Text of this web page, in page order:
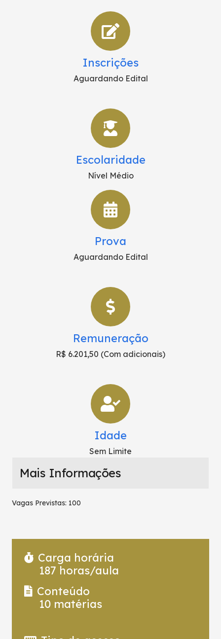
Inscrições
Aguardando Edital
Escolaridade
Nível Médio
Prova
Aguardando Edital
Remuneração
R$ 6.201,50 (Com adicionais)
Idade
Sem Limite
Mais Informações
Vagas Previstas: 100
Carga horária
187 horas/aula
Conteúdo
10 matérias